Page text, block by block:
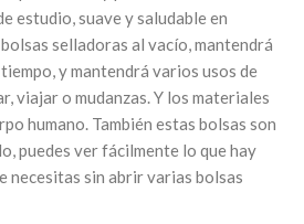
estudio, suave y saludable en
selladoras al vacío, mantendrá
y mantendrá varios usos de
viajar o mudanzas. Y los materiales
humano. También estas bolsas son
puedes ver fácilmente lo que hay
necesitas sin abrir varias bolsas